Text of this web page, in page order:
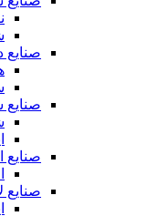
صنایع
صنایع
صنایع
صنایع